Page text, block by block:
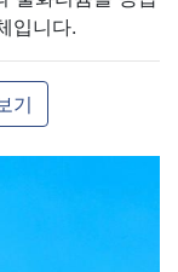
입니다.
기